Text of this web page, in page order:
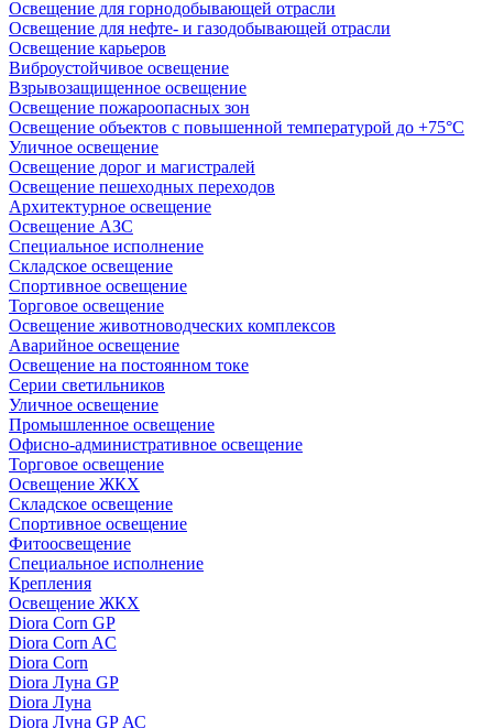
Освещение для горнодобывающей отрасли
Освещение для нефте- и газодобывающей отрасли
Освещение карьеров
Виброустойчивое освещение
Взрывозащищенное освещение
Освещение пожароопасных зон
Освещение объектов с повышенной температурой до +75°C
Уличное освещение
Освещение дорог и магистралей
Освещение пешеходных переходов
Архитектурное освещение
Освещение АЗС
Специальное исполнение
Складское освещение
Спортивное освещение
Торговое освещение
Освещение животноводческих комплексов
Аварийное освещение
Освещение на постоянном токе
Серии светильников
Уличное освещение
Промышленное освещение
Офисно-административное освещение
Торговое освещение
Освещение ЖКХ
Складское освещение
Спортивное освещение
Фитоосвещение
Специальное исполнение
Крепления
Освещение ЖКХ
Diora Corn GP
Diora Corn AC
Diora Corn
Diora Луна GP
Diora Луна
Diora Луна GP АС